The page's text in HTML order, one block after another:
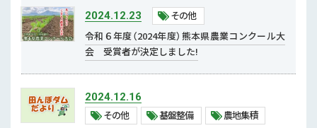
2024.12.23
その他
令和６年度（2024年度）熊本県農業コンクール大
会 受賞者が決定しました!
2024.12.16
その他 基盤整備
農地集積
生産力強化対策
スマート農業
モデル経営・経営指導
地下水・グリーン農業・GAP
新品種・新技術